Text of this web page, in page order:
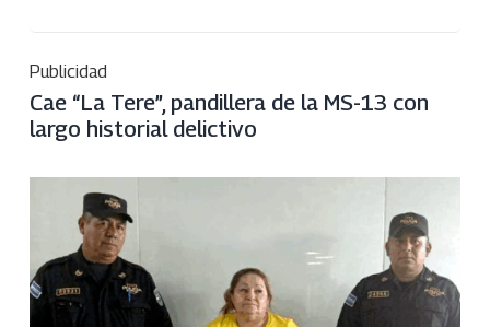
Publicidad
Cae “La Tere”, pandillera de la MS-13 con
largo historial delictivo